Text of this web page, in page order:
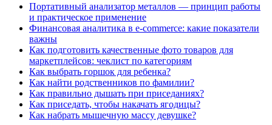
Портативный анализатор металлов — принцип работы
и практическое применение
Финансовая аналитика в e-commerce: какие показатели
важны
Как подготовить качественные фото товаров для
маркетплейсов: чеклист по категориям
Как выбрать горшок для ребенка?
Как найти родственников по фамилии?
Как правильно дышать при приседаниях?
Как приседать, чтобы накачать ягодицы?
Как набрать мышечную массу девушке?